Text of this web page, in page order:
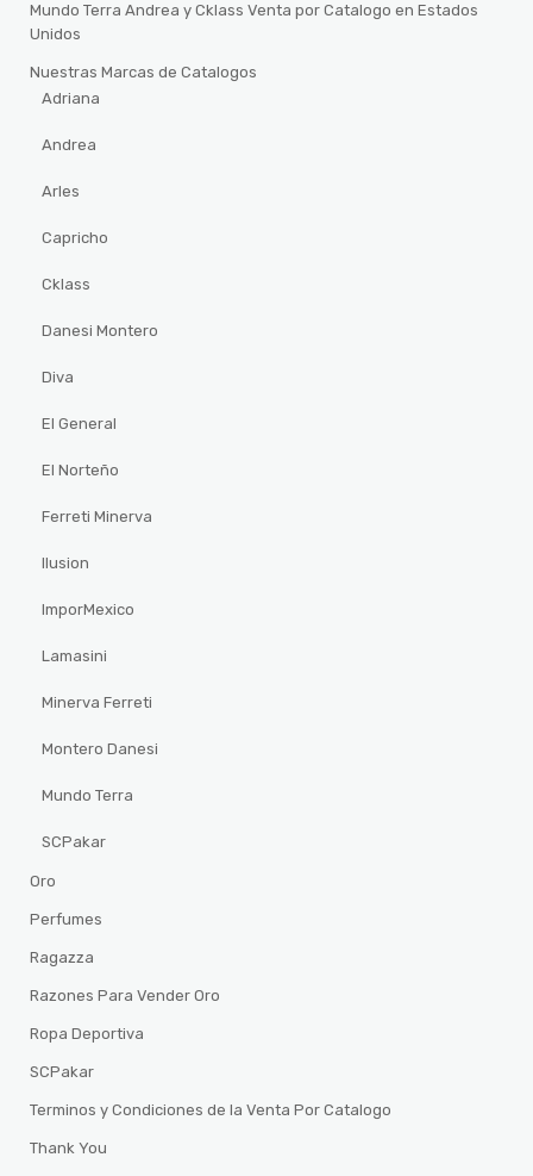
Mundo Terra Andrea y Cklass Venta por Catalogo en Estados
Unidos
Nuestras Marcas de Catalogos
Adriana
Andrea
Arles
Capricho
Cklass
Danesi Montero
Diva
El General
El Norteño
Ferreti Minerva
Ilusion
ImporMexico
Lamasini
Minerva Ferreti
Montero Danesi
Mundo Terra
SCPakar
Oro
Perfumes
Ragazza
Razones Para Vender Oro
Ropa Deportiva
SCPakar
Terminos y Condiciones de la Venta Por Catalogo
Thank You